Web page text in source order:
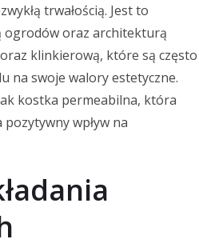
trwałością. Jest to
ogrodów oraz architekturą
klinkierową, które są często
na swoje walory estetyczne.
kostka permeabilna, która
wpływ na